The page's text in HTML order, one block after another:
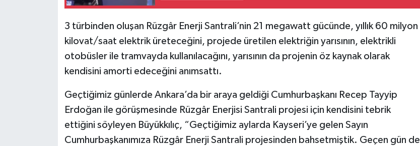
3 türbinden oluşan Rüzgâr Enerji Santrali’nin 21 megawatt gücünde, yıllık 60 milyon
kilovat/saat elektrik üreteceğini, projede üretilen elektriğin yarısının, elektrikli
otobüsler ile tramvayda kullanılacağını, yarısının da projenin öz kaynak olarak
kendisini amorti edeceğini anımsattı.
Geçtiğimiz günlerde Ankara’da bir araya geldiği Cumhurbaşkanı Recep Tayyip
Erdoğan ile görüşmesinde Rüzgâr Enerjisi Santrali projesi için kendisini tebrik
ettiğini söyleyen Büyükkılıç, “Geçtiğimiz aylarda Kayseri’ye gelen Sayın
Cumhurbaşkanımıza Rüzgâr Enerji Santrali projesinden bahsetmiştik. Geçen gün de